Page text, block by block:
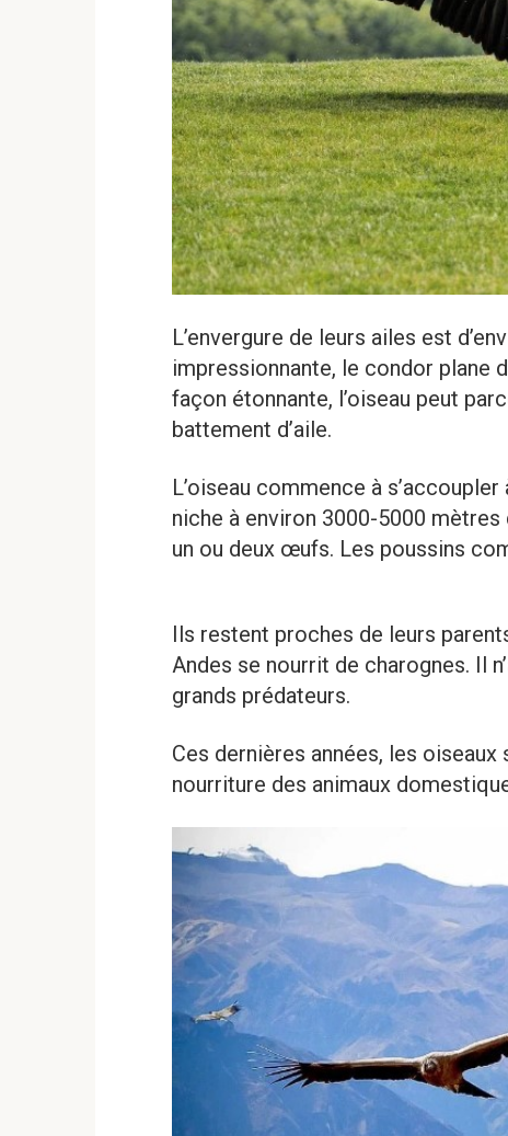
L’envergure de leurs ailes est
impressionnante, le condor plane
façon étonnante, l’oiseau peut
battement d’aile.
L’oiseau commence à
niche à environ 3000-5000
un ou deux œufs. Les poussins
Ils restent proches de leurs
Andes se nourrit de charognes. Il
grands prédateurs.
Ces dernières années, les
nourriture des animaux